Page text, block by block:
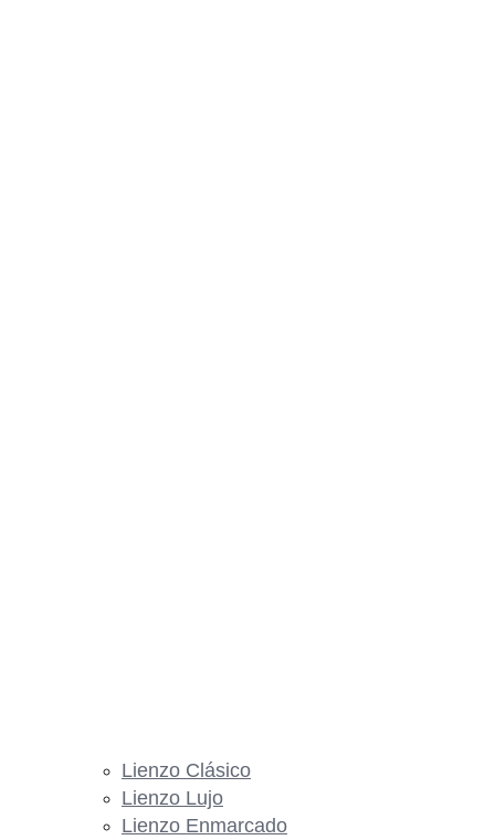
Lienzo Clásico
Lienzo Lujo
Lienzo Enmarcado